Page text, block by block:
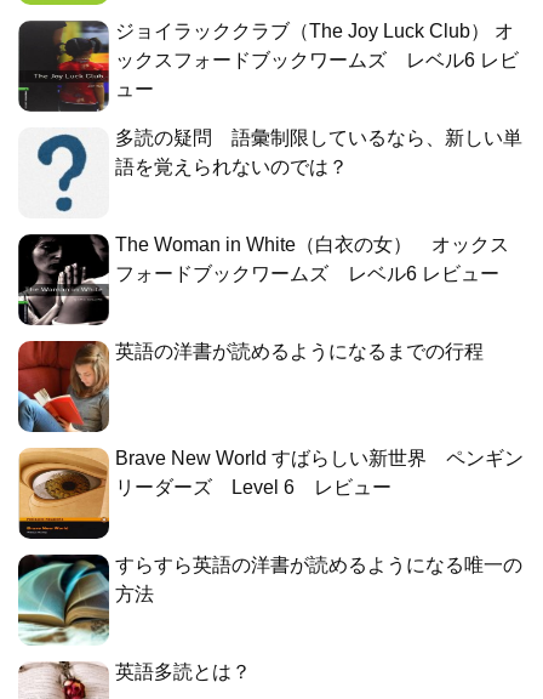
ジョイラッククラブ（The Joy Luck Club） オ
ックスフォードブックワームズ レベル6 レビ
ュー
多読の疑問 語彙制限しているなら、新しい単
語を覚えられないのでは？
The Woman in White（白衣の女） オックス
フォードブックワームズ レベル6 レビュー
英語の洋書が読めるようになるまでの行程
Brave New World すばらしい新世界 ペンギン
リーダーズ Level 6 レビュー
すらすら英語の洋書が読めるようになる唯一の
方法
英語多読とは？